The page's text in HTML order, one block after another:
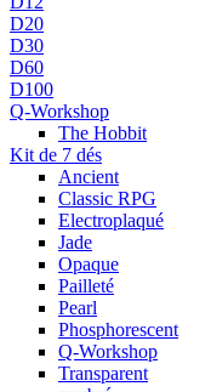
D20
D30
D60
D100
Q-Workshop
The Hobbit
Kit de 7 dés
Ancient
Classic RPG
Electroplaqué
Jade
Opaque
Pailleté
Pearl
Phosphorescent
Q-Workshop
Transparent